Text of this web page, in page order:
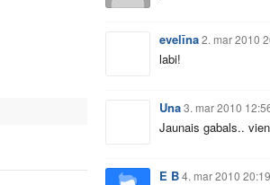
evelīna2. mar 2010
labi!
Una3. mar 2010
Jaunais gabals..
E B4. mar 2010 20:19